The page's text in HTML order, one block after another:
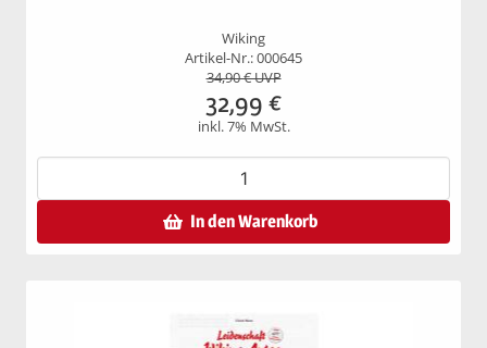
Wiking
Artikel-Nr.: 000645
34,90€ UVP
32,99 €
inkl. 7% MwSt.
In den Warenkorb